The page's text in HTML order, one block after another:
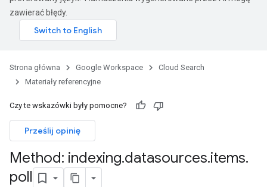
zawierać błędy.
Strona główna Google Workspace
Cloud Search
Materiały referencyjne
Czy te wskazówki były pomocne?
Prześlij opinię
Method: indexing.datasources.items.
poll